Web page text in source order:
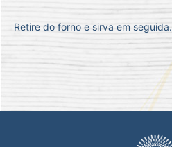
Retire do forno e sirva em seguida.